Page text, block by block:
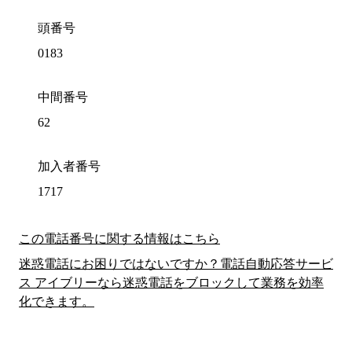
頭番号
0183
中間番号
62
加入者番号
1717
この電話番号に関する情報はこちら
迷惑電話にお困りではないですか？電話自動応答サービ
ス アイブリーなら迷惑電話をブロックして業務を効率
化できます。